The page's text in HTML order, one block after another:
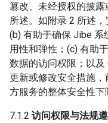
篡改、未经授权的披露
所述。如附录 2 所述
(b) 有助于确保 Jibe 系
用性和弹性；(c) 有助
数据的访问权限；以
更新或修改安全措施
方服务的整体安全性下
7.1.2 访问权限与法规